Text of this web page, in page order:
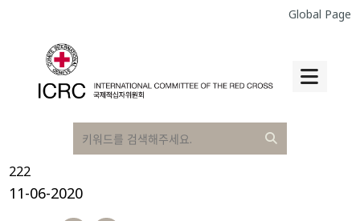
Global Page
222
11-06-2020